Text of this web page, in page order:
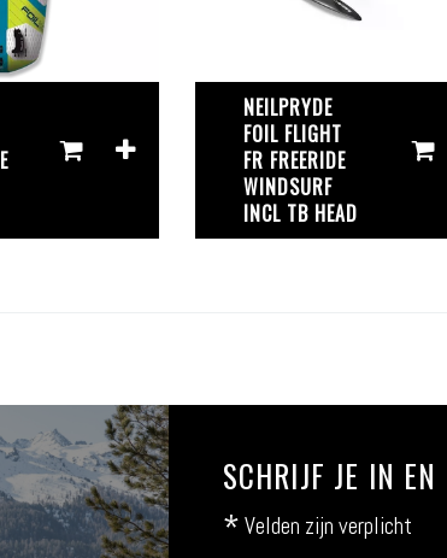
NEILPRYDE
FOIL FLIGHT
FR FREERIDE
WINDSURF
INCL TB HEAD
SCHRIJF JE IN
* Velden zijn verplicht